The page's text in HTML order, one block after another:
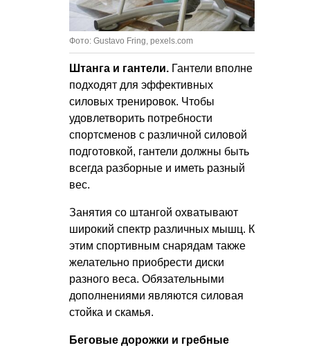
Фото: Gustavo Fring, pexels.com
Штанга и гантели. Гантели вполне
подходят для эффективных
силовых тренировок. Чтобы
удовлетворить потребности
спортсменов с различной силовой
подготовкой, гантели должны быть
всегда разборные и иметь разный
вес.
Занятия со штангой охватывают
широкий спектр различных мышц. К
этим спортивным снарядам также
желательно приобрести диски
разного веса. Обязательными
дополнениями являются силовая
стойка и скамья.
Беговые дорожки и гребные